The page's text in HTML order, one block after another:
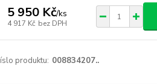
5 950 Kč/ks
4 917 Kč bez DPH
produktu: 008834207..